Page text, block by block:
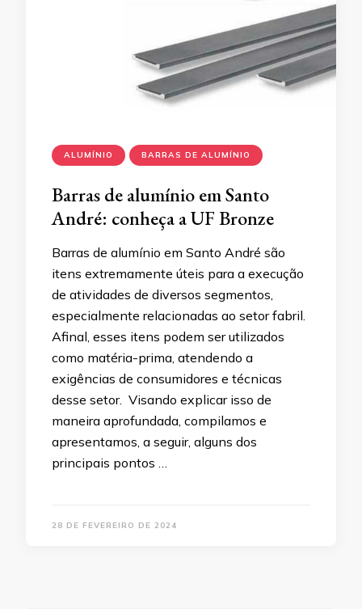
ALUMÍNIO BARRAS DE ALUMÍNIO
Barras de alumínio em Santo
André: conheça a UF Bronze
Barras de alumínio em Santo André são
itens extremamente úteis para a execução
de atividades de diversos segmentos,
especialmente relacionadas ao setor fabril.
Afinal, esses itens podem ser utilizados
como matéria-prima, atendendo a
exigências de consumidores e técnicas
desse setor. Visando explicar isso de
maneira aprofundada, compilamos e
apresentamos, a seguir, alguns dos
principais pontos …
28 DE FEVEREIRO DE 2024